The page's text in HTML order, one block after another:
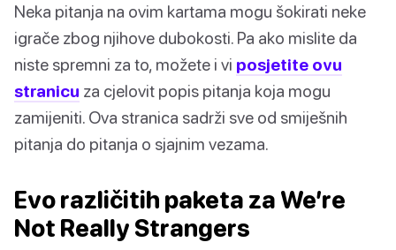
Neka pitanja na ovim kartama mogu šokirati neke
igrače zbog njihove dubokosti. Pa ako mislite da
niste spremni za to, možete i vi posjetite ovu
stranicu za cjelovit popis pitanja koja mogu
zamijeniti. Ova stranica sadrži sve od smiješnih
pitanja do pitanja o sjajnim vezama.
Evo različitih paketa za We’re
Not Really Strangers